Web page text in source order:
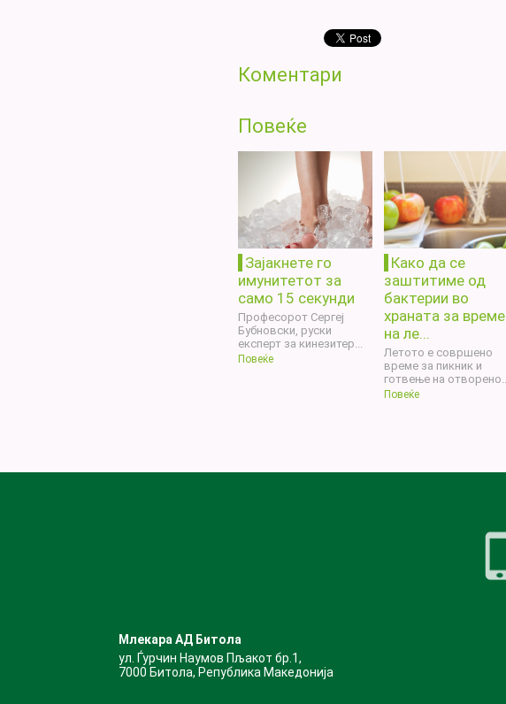
Коментари
Повеќе
Зајакнете го
имунитетот за
само 15 секунди
Професорот Сергеј
Бубновски, руски
експерт за кинезитер...
Повеќе
Како да се
заштитиме од
бактерии во
храната за време
на ле...
Летото е совршено
време за пикник и
готвење на отворено...
Повеќе
Млекара АД Битола
ул. Ѓурчин Наумов Пљакот бр.1,
7000 Битола, Република Македонија